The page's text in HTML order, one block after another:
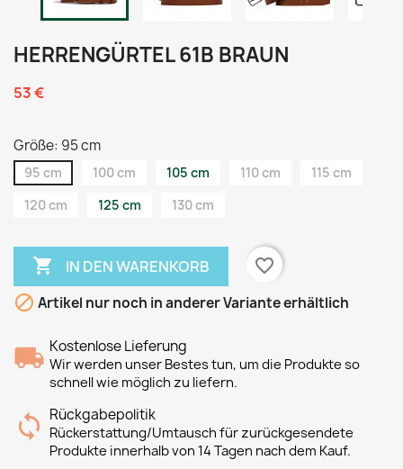
HERRENGÜRTEL 61B BRAUN
53 €
Größe: 95 cm
95 cm 100 cm 105 cm 110 cm
115 cm
120 cm
125 cm 130 cm
 IN DEN WARENKORB
favorite_border
 Artikel nur noch in anderer Variante erhältlich
Kostenlose Lieferung
Wir werden unser Bestes tun, um die Produkte so
schnell wie möglich zu liefern.
Rückgabepolitik
Rückerstattung/Umtausch für zurückgesendete
Produkte innerhalb von 14 Tagen nach dem Kauf.